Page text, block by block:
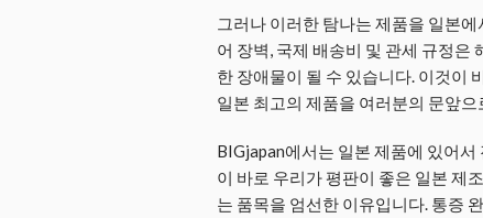
그러나 이러한 탐나는 제품을 일본
어 장벽, 국제 배송비 및 관세 규정은
한 장애물이 될 수 있습니다. 이것이
일본 최고의 제품을 여러분의 문앞
BIGjapan에서는 일본 제품에 있어
이 바로 우리가 평판이 좋은 일본 제
는 품목을 엄선한 이유입니다. 통증